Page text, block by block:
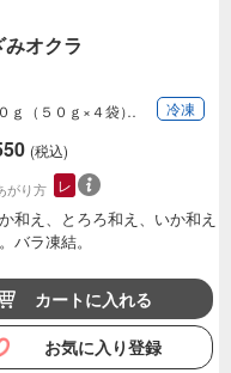
みオクラ
ｇ（５０ｇ×４袋） 冷凍
(税込)
がり方 レ
和え、とろろ和え、いか和え
バラ凍結。
カートに入れる
お気に入り登録